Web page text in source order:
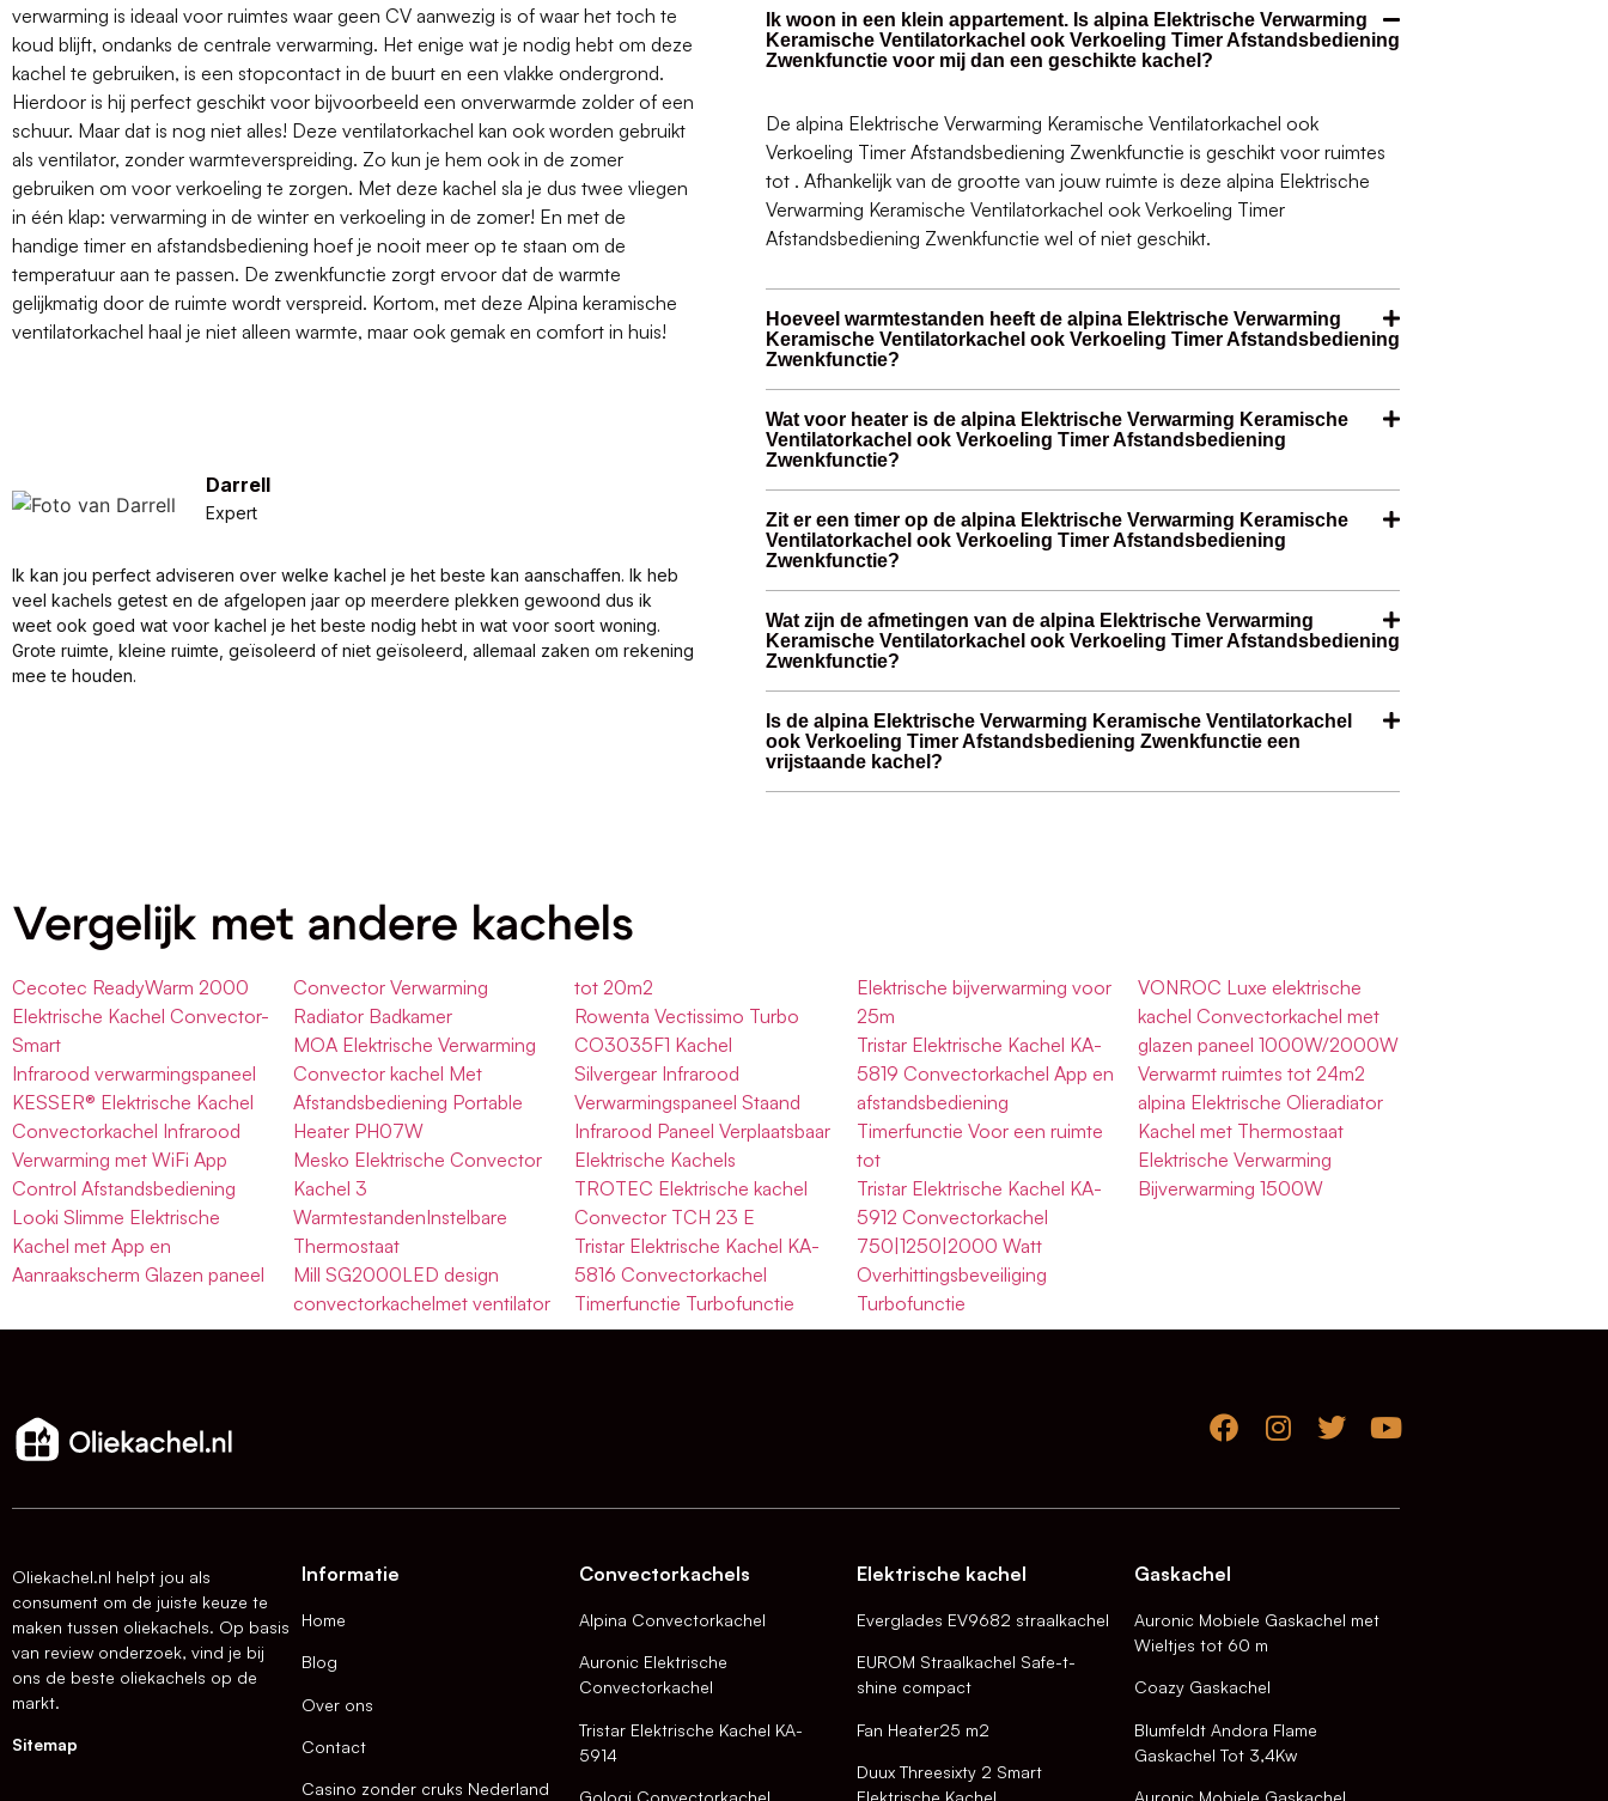
verwarming is ideaal voor ruimtes waar geen CV aanwezig is of waar het toch te
koud blijft, ondanks de centrale verwarming. Het enige wat je nodig hebt om deze
kachel te gebruiken, is een stopcontact in de buurt en een vlakke ondergrond.
Hierdoor is hij perfect geschikt voor bijvoorbeeld een onverwarmde zolder of een
schuur. Maar dat is nog niet alles! Deze ventilatorkachel kan ook worden gebruikt
als ventilator, zonder warmteverspreiding. Zo kun je hem ook in de zomer
gebruiken om voor verkoeling te zorgen. Met deze kachel sla je dus twee vliegen
in één klap: verwarming in de winter en verkoeling in de zomer! En met de
handige timer en afstandsbediening hoef je nooit meer op te staan om de
temperatuur aan te passen. De zwenkfunctie zorgt ervoor dat de warmte
gelijkmatig door de ruimte wordt verspreid. Kortom, met deze Alpina keramische
ventilatorkachel haal je niet alleen warmte, maar ook gemak en comfort in huis!
Darrell
Expert
Ik kan jou perfect adviseren over welke kachel je het beste kan aanschaffen. Ik heb
veel kachels getest en de afgelopen jaar op meerdere plekken gewoond dus ik
weet ook goed wat voor kachel je het beste nodig hebt in wat voor soort woning.
Grote ruimte, kleine ruimte, geïsoleerd of niet geïsoleerd, allemaal zaken om rekening
mee te houden.
Ik woon in een klein appartement. Is alpina Elektrische Verwarming
Keramische Ventilatorkachel ook Verkoeling Timer Afstandsbediening
Zwenkfunctie voor mij dan een geschikte kachel?
De alpina Elektrische Verwarming Keramische Ventilatorkachel ook
Verkoeling Timer Afstandsbediening Zwenkfunctie is geschikt voor ruimtes
tot . Afhankelijk van de grootte van jouw ruimte is deze alpina Elektrische
Verwarming Keramische Ventilatorkachel ook Verkoeling Timer
Afstandsbediening Zwenkfunctie wel of niet geschikt.
Hoeveel warmtestanden heeft de alpina Elektrische Verwarming
Keramische Ventilatorkachel ook Verkoeling Timer Afstandsbediening
Zwenkfunctie?
Wat voor heater is de alpina Elektrische Verwarming Keramische
Ventilatorkachel ook Verkoeling Timer Afstandsbediening
Zwenkfunctie?
Zit er een timer op de alpina Elektrische Verwarming Keramische
Ventilatorkachel ook Verkoeling Timer Afstandsbediening
Zwenkfunctie?
Wat zijn de afmetingen van de alpina Elektrische Verwarming
Keramische Ventilatorkachel ook Verkoeling Timer Afstandsbediening
Zwenkfunctie?
Is de alpina Elektrische Verwarming Keramische Ventilatorkachel
ook Verkoeling Timer Afstandsbediening Zwenkfunctie een
vrijstaande kachel?
Vergelijk met andere kachels
Cecotec ReadyWarm 2000
Elektrische Kachel Convector-
Smart
Infrarood verwarmingspaneel
KESSER® Elektrische Kachel
Convectorkachel Infrarood
Verwarming met WiFi App
Control Afstandsbediening
Looki Slimme Elektrische
Kachel met App en
Aanraakscherm Glazen paneel
Convector Verwarming
Radiator Badkamer
MOA Elektrische Verwarming
Convector kachel Met
Afstandsbediening Portable
Heater PH07W
Mesko Elektrische Convector
Kachel 3
WarmtestandenInstelbare
Thermostaat
Mill SG2000LED design
convectorkachelmet ventilator
tot 20m2
Rowenta Vectissimo Turbo
CO3035F1 Kachel
Silvergear Infrarood
Verwarmingspaneel Staand
Infrarood Paneel Verplaatsbaar
Elektrische Kachels
TROTEC Elektrische kachel
Convector TCH 23 E
Tristar Elektrische Kachel KA-
5816 Convectorkachel
Timerfunctie Turbofunctie
Elektrische bijverwarming voor
25m
Tristar Elektrische Kachel KA-
5819 Convectorkachel App en
afstandsbediening
Timerfunctie Voor een ruimte
tot
Tristar Elektrische Kachel KA-
5912 Convectorkachel
750|1250|2000 Watt
Overhittingsbeveiliging
Turbofunctie
VONROC Luxe elektrische
kachel Convectorkachel met
glazen paneel 1000W/2000W
Verwarmt ruimtes tot 24m2
alpina Elektrische Olieradiator
Kachel met Thermostaat
Elektrische Verwarming
Bijverwarming 1500W
Oliekachel.nl helpt jou als
consument om de juiste keuze te
maken tussen oliekachels. Op basis
van review onderzoek, vind je bij
ons de beste oliekachels op de
markt.
Sitemap
Informatie
Home
Blog
Over ons
Contact
Casino zonder cruks Nederland
Convectorkachels
Alpina Convectorkachel
Auronic Elektrische
Convectorkachel
Tristar Elektrische Kachel KA-
5914
Gologi Convectorkachel
Elektrische kachel
Everglades EV9682 straalkachel
EUROM Straalkachel Safe-t-
shine compact
Fan Heater25 m2
Duux Threesixty 2 Smart
Elektrische Kachel
Gaskachel
Auronic Mobiele Gaskachel met
Wieltjes tot 60 m
Coazy Gaskachel
Blumfeldt Andora Flame
Gaskachel Tot 3,4Kw
Auronic Mobiele Gaskachel